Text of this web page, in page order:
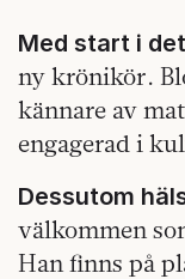
Med start i
ny krönikör.
kännare av
engagerad i
Dessutom
välkommen
Han finns på